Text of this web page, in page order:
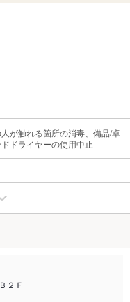
が触れる箇所の消毒、備品/卓
ドライヤーの使用中止
２Ｆ